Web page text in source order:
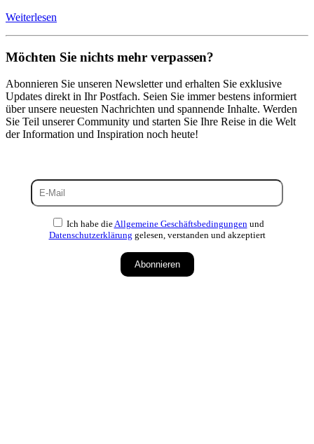
Weiterlesen
Möchten Sie nichts mehr verpassen?
Abonnieren Sie unseren Newsletter und erhalten Sie exklusive
Updates direkt in Ihr Postfach. Seien Sie immer bestens informiert
über unsere neuesten Nachrichten und spannende Inhalte. Werden
Sie Teil unserer Community und starten Sie Ihre Reise in die Welt
der Information und Inspiration noch heute!
Ich habe die Allgemeine Geschäftsbedingungen und
Datenschutzerklärung gelesen, verstanden und akzeptiert
Abonnieren